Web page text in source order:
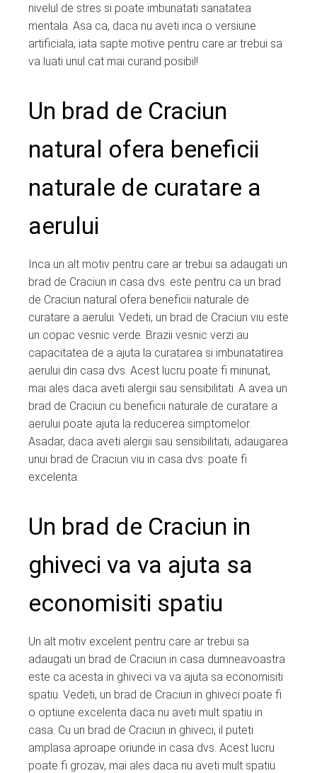
nivelul de stres si poate imbunatati sanatatea
mentala. Asa ca, daca nu aveti inca o versiune
artificiala, iata sapte motive pentru care ar trebui sa
va luati unul cat mai curand posibil!
Un brad de Craciun
natural ofera beneficii
naturale de curatare a
aerului
Inca un alt motiv pentru care ar trebui sa adaugati un
brad de Craciun in casa dvs. este pentru ca un brad
de Craciun natural ofera beneficii naturale de
curatare a aerului. Vedeti, un brad de Craciun viu este
un copac vesnic verde. Brazii vesnic verzi au
capacitatea de a ajuta la curatarea si imbunatatirea
aerului din casa dvs. Acest lucru poate fi minunat,
mai ales daca aveti alergii sau sensibilitati. A avea un
brad de Craciun cu beneficii naturale de curatare a
aerului poate ajuta la reducerea simptomelor.
Asadar, daca aveti alergii sau sensibilitati, adaugarea
unui brad de Craciun viu in casa dvs. poate fi
excelenta.
Un brad de Craciun in
ghiveci va va ajuta sa
economisiti spatiu
Un alt motiv excelent pentru care ar trebui sa
adaugati un brad de Craciun in casa dumneavoastra
este ca acesta in ghiveci va va ajuta sa economisiti
spatiu. Vedeti, un brad de Craciun in ghiveci poate fi
o optiune excelenta daca nu aveti mult spatiu in
casa. Cu un brad de Craciun in ghiveci, il puteti
amplasa aproape oriunde in casa dvs. Acest lucru
poate fi grozav, mai ales daca nu aveti mult spatiu.